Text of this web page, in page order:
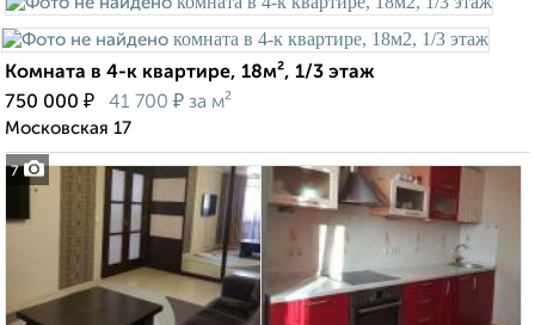
7
Комната в 4-к квартире, 18м², 1/3 этаж
750 000 ₽ 41 700 ₽ за м²
Московская 17